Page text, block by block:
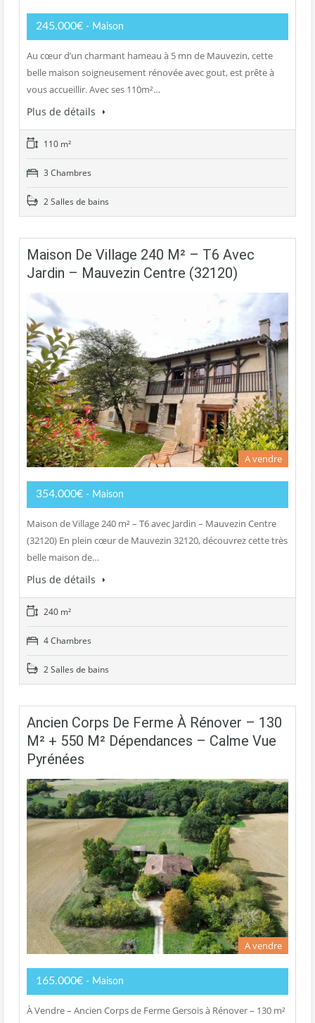
245.000€ - Maison
Au cœur d’un charmant hameau à 5 mn de Mauvezin, cette
belle maison soigneusement rénovée avec gout, est prête à
vous accueillir. Avec ses 110m²…
Plus de détails
110 m²
3 Chambres
2 Salles de bains
Maison De Village 240 M² – T6 Avec
Jardin – Mauvezin Centre (32120)
A vendre
354.000€ - Maison
Maison de Village 240 m² – T6 avec Jardin – Mauvezin Centre
(32120) En plein cœur de Mauvezin 32120, découvrez cette très
belle maison de…
Plus de détails
240 m²
4 Chambres
2 Salles de bains
Ancien Corps De Ferme À Rénover – 130
M² + 550 M² Dépendances – Calme Vue
Pyrénées
A vendre
165.000€ - Maison
À Vendre – Ancien Corps de Ferme Gersois à Rénover – 130 m²